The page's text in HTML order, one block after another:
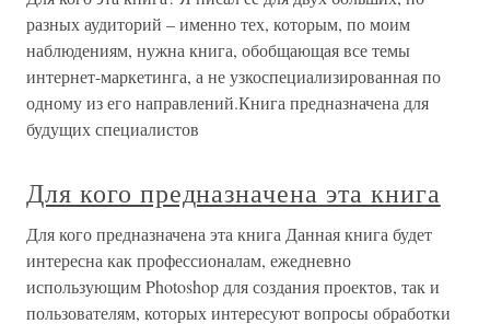
разных аудиторий – именно тех, которым, по моим
наблюдениям, нужна книга, обобщающая все темы
интернет-маркетинга, а не узкоспециализированная по
одному из его направлений.Книга предназначена для
будущих специалистов
Для кого предназначена эта книга
Для кого предназначена эта книга Данная книга будет
интересна как профессионалам, ежедневно
использующим Photoshop для создания проектов, так и
пользователям, которых интересуют вопросы обработки